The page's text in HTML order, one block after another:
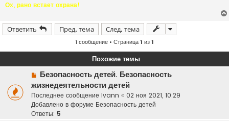
Ох, рано встает охрана!
Ответить Пред. тема След. тема
1 сообщение • Страница1 из1
Похожие темы
Н
о
о
Безопасность детей. Безопасность
жизнедеятельности детей
Последнее сообщение Ivann « 02 ноя 2021, 10:29
Добавлено в форуме Безопасность детей
Ответы: 5